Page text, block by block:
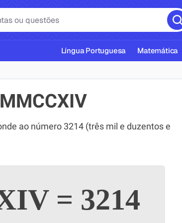
ABNT
Língua Portuguesa Matemática
ao número 3214 (três mil e duzentos e
= 3214